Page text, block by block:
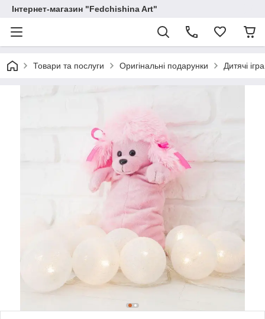
Інтернет-магазин "Fedchishina Art"
Товари та послуги Оригінальні подарунки Дитячі